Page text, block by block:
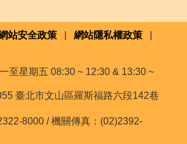
站安全政策 網站隱私權政策
至星期五 08:30 ~ 12:30 & 13:30 ~
臺北市文山區羅斯福路六段142巷
8000 / 機關傳真：(02)2392-